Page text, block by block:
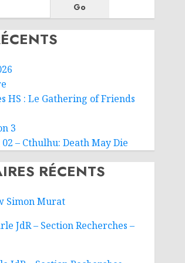
Go
HS : Le Gathering of Friends
3
– Cthulhu: Death May Die
RÉCENTS
Simon Murat
JdR – Section Recherches –